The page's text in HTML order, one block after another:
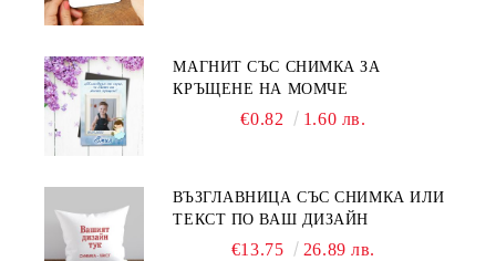
МАГНИТ СЪС СНИМКА ЗА
КРЪЩЕНЕ НА МОМЧЕ
€0.82 1.60 лв.
ВЪЗГЛАВНИЦА СЪС СНИМКА ИЛИ
ТЕКСТ ПО ВАШ ДИЗАЙН
€13.75 26.89 лв.